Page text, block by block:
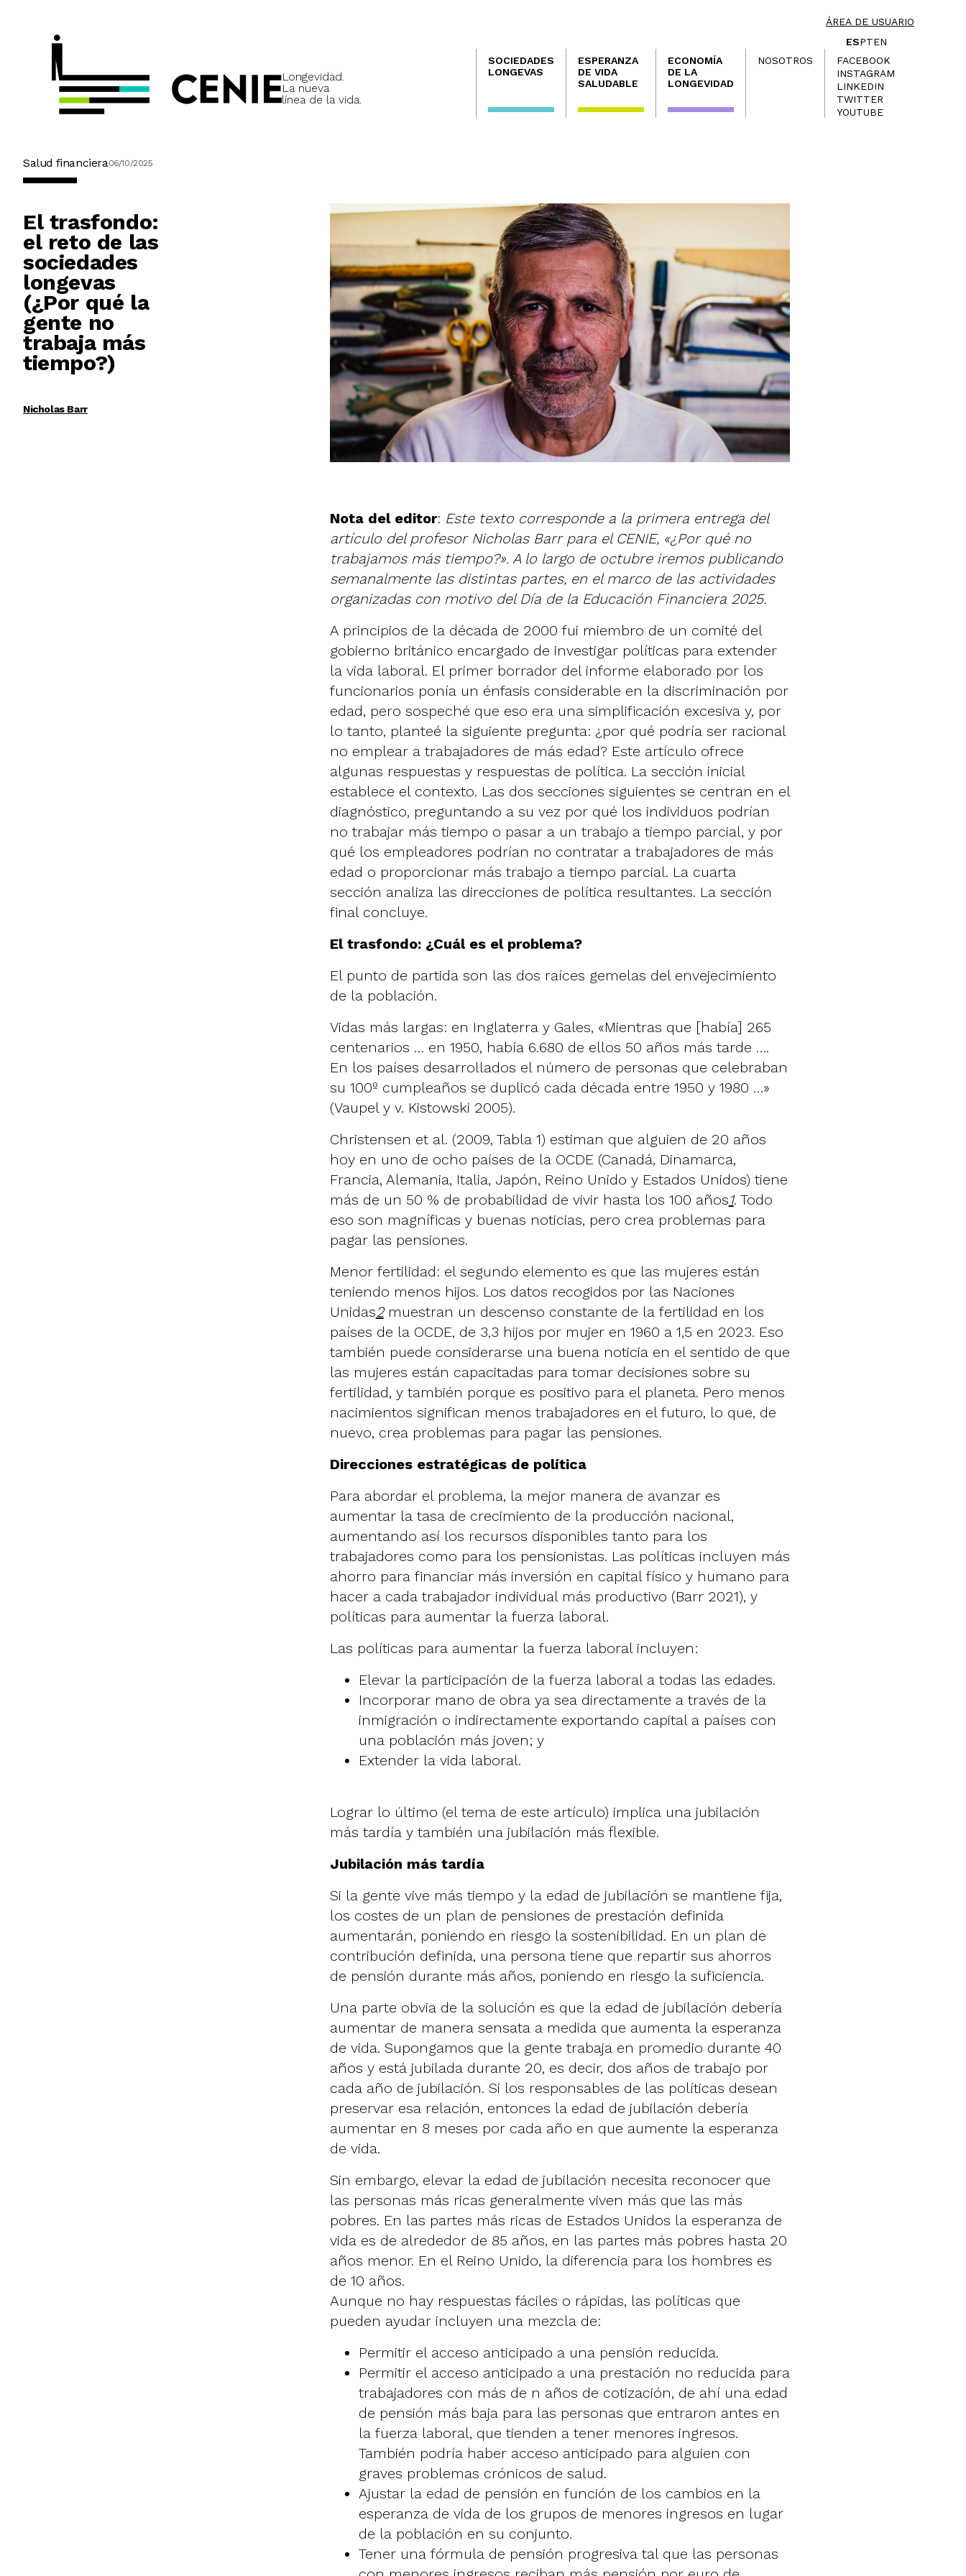
ÁREA DE USUARIO
Longevidad.
La nueva
línea de la vida.
ESPTEN
Navegación
principal
SOCIEDADES
LONGEVAS
ESPERANZA
DE VIDA
SALUDABLE
ECONOMÍA
DE LA
LONGEVIDAD
NOSOTROS
FACEBOOK
INSTAGRAM
LINKEDIN
TWITTER
YOUTUBE
Salud financiera06/10/2025
El trasfondo:
el reto de las
sociedades
longevas
(¿Por qué la
gente no
trabaja más
tiempo?)
Nicholas Barr
Nota del editor: Este texto corresponde a la primera entrega del
artículo del profesor Nicholas Barr para el CENIE, «¿Por qué no
trabajamos más tiempo?». A lo largo de octubre iremos publicando
semanalmente las distintas partes, en el marco de las actividades
organizadas con motivo del Día de la Educación Financiera 2025.
A principios de la década de 2000 fui miembro de un comité del
gobierno británico encargado de investigar políticas para extender
la vida laboral. El primer borrador del informe elaborado por los
funcionarios ponía un énfasis considerable en la discriminación por
edad, pero sospeché que eso era una simplificación excesiva y, por
lo tanto, planteé la siguiente pregunta: ¿por qué podría ser racional
no emplear a trabajadores de más edad? Este artículo ofrece
algunas respuestas y respuestas de política. La sección inicial
establece el contexto. Las dos secciones siguientes se centran en el
diagnóstico, preguntando a su vez por qué los individuos podrían
no trabajar más tiempo o pasar a un trabajo a tiempo parcial, y por
qué los empleadores podrían no contratar a trabajadores de más
edad o proporcionar más trabajo a tiempo parcial. La cuarta
sección analiza las direcciones de política resultantes. La sección
final concluye.
El trasfondo: ¿Cuál es el problema?
El punto de partida son las dos raíces gemelas del envejecimiento
de la población.
Vidas más largas: en Inglaterra y Gales, «Mientras que [había] 265
centenarios … en 1950, había 6.680 de ellos 50 años más tarde ….
En los países desarrollados el número de personas que celebraban
su 100º cumpleaños se duplicó cada década entre 1950 y 1980 …»
(Vaupel y v. Kistowski 2005).
Christensen et al. (2009, Tabla 1) estiman que alguien de 20 años
hoy en uno de ocho países de la OCDE (Canadá, Dinamarca,
Francia, Alemania, Italia, Japón, Reino Unido y Estados Unidos) tiene
más de un 50 % de probabilidad de vivir hasta los 100 años1. Todo
eso son magníficas y buenas noticias, pero crea problemas para
pagar las pensiones.
Menor fertilidad: el segundo elemento es que las mujeres están
teniendo menos hijos. Los datos recogidos por las Naciones
Unidas2muestran un descenso constante de la fertilidad en los
países de la OCDE, de 3,3 hijos por mujer en 1960 a 1,5 en 2023. Eso
también puede considerarse una buena noticia en el sentido de que
las mujeres están capacitadas para tomar decisiones sobre su
fertilidad, y también porque es positivo para el planeta. Pero menos
nacimientos significan menos trabajadores en el futuro, lo que, de
nuevo, crea problemas para pagar las pensiones.
Direcciones estratégicas de política
Para abordar el problema, la mejor manera de avanzar es
aumentar la tasa de crecimiento de la producción nacional,
aumentando así los recursos disponibles tanto para los
trabajadores como para los pensionistas. Las políticas incluyen más
ahorro para financiar más inversión en capital físico y humano para
hacer a cada trabajador individual más productivo (Barr 2021), y
políticas para aumentar la fuerza laboral.
Las políticas para aumentar la fuerza laboral incluyen:
Elevar la participación de la fuerza laboral a todas las edades.
Incorporar mano de obra ya sea directamente a través de la
inmigración o indirectamente exportando capital a países con
una población más joven; y
Extender la vida laboral.
Lograr lo último (el tema de este artículo) implica una jubilación
más tardía y también una jubilación más flexible.
Jubilación más tardía
Si la gente vive más tiempo y la edad de jubilación se mantiene fija,
los costes de un plan de pensiones de prestación definida
aumentarán, poniendo en riesgo la sostenibilidad. En un plan de
contribución definida, una persona tiene que repartir sus ahorros
de pensión durante más años, poniendo en riesgo la suficiencia.
Una parte obvia de la solución es que la edad de jubilación debería
aumentar de manera sensata a medida que aumenta la esperanza
de vida. Supongamos que la gente trabaja en promedio durante 40
años y está jubilada durante 20, es decir, dos años de trabajo por
cada año de jubilación. Si los responsables de las políticas desean
preservar esa relación, entonces la edad de jubilación debería
aumentar en 8 meses por cada año en que aumente la esperanza
de vida.
Sin embargo, elevar la edad de jubilación necesita reconocer que
las personas más ricas generalmente viven más que las más
pobres. En las partes más ricas de Estados Unidos la esperanza de
vida es de alrededor de 85 años, en las partes más pobres hasta 20
años menor. En el Reino Unido, la diferencia para los hombres es
de 10 años.
Aunque no hay respuestas fáciles o rápidas, las políticas que
pueden ayudar incluyen una mezcla de:
Permitir el acceso anticipado a una pensión reducida.
Permitir el acceso anticipado a una prestación no reducida para
trabajadores con más de n años de cotización, de ahí una edad
de pensión más baja para las personas que entraron antes en
la fuerza laboral, que tienden a tener menores ingresos.
También podría haber acceso anticipado para alguien con
graves problemas crónicos de salud.
Ajustar la edad de pensión en función de los cambios en la
esperanza de vida de los grupos de menores ingresos en lugar
de la población en su conjunto.
Tener una fórmula de pensión progresiva tal que las personas